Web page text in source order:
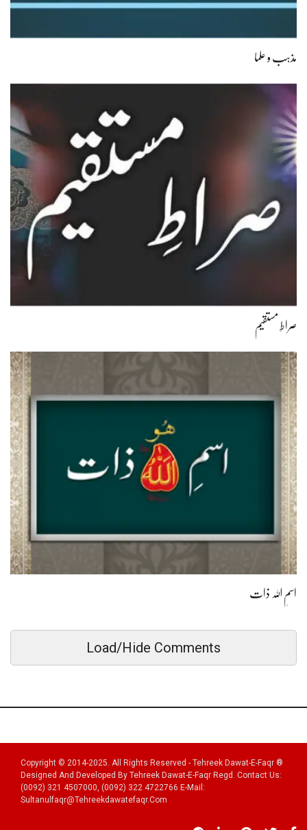
مذہب و علما
صراطِ مستقیم
اسمِ اللہ ذات
Load/Hide Comments
Copyright © 2014-2025. All Rights Reserved - Tehreek Dawat-E-Faqr ®
Designed And Developed By Tehreek Dawat-E-Faqr Regd. Contact Us:
(0092) 321 4507000, (0092) 322 4722766 E-Mail:
Sultanulfaqr@tehreekdawatefaqr.com